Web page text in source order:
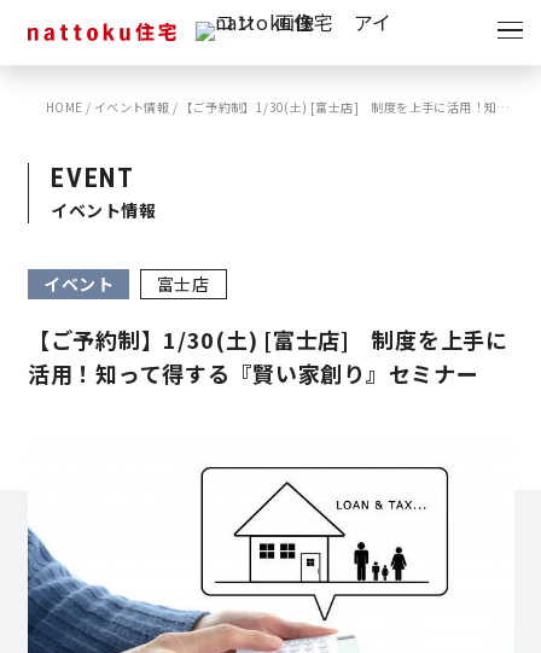
イベント
キャンペーン
ショールーム
モデルハウス
スタッフブログ
営業時間／10:00～20:00 定休日／年末年始
タップで電話をかける
HOME / イベント情報 / 【ご予約制】1/30(土) [富士店] 制度を上手に活用！知って得する『賢い家創り』セミナー
EVENT
イベント情報
イベント 富士店
【ご予約制】1/30(土) [富士店] 制度を上手に
活用！知って得する『賢い家創り』セミナー